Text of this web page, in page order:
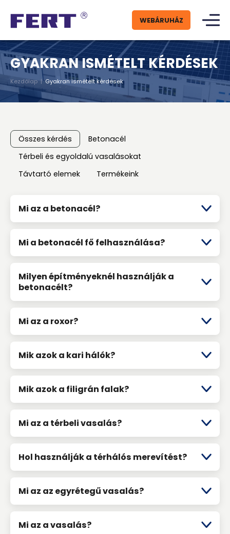
WEBÁRUHÁZ
GYAKRAN ISMÉTELT KÉRDÉSEK
Kezdőlap| Gyakran ismételt kérdések
Összes kérdés
Betonacél
Térbeli és egyoldalú vasalásokat
Távtartó elemek
Termékeink
Mi az a betonacél?
Mi a betonacél fő felhasználása?
Milyen építményeknél használják a
betonacélt?
Mi az a roxor?
Mik azok a kari hálók?
Mik azok a filigrán falak?
Mi az a térbeli vasalás?
Hol használják a térhálós merevítést?
Mi az az egyrétegű vasalás?
Mi az a vasalás?